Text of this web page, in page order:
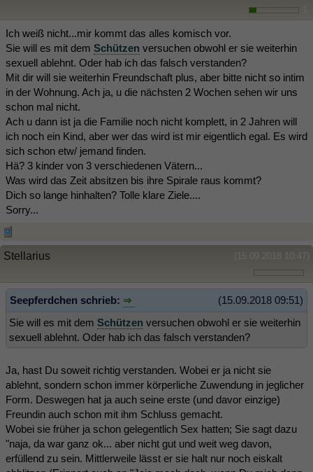
Ich weiß nicht...mir kommt das alles komisch vor.
Sie will es mit dem Schützen versuchen obwohl er sie weiterhin
sexuell ablehnt. Oder hab ich das falsch verstanden?
Mit dir will sie weiterhin Freundschaft plus, aber bitte nicht so intim
in der Wohnung. Ach ja, u die nächsten 2 Wochen sehen wir uns
schon mal nicht.
Ach u dann ist ja die Familie noch nicht komplett, in 2 Jahren will
ich noch ein Kind, aber wer das wird ist mir eigentlich egal. Es wird
sich schon etw/ jemand finden.
Hä? 3 kinder von 3 verschiedenen Vätern...
Was wird das Zeit absitzen bis ihre Spirale raus kommt?
Dich so lange hinhalten? Tolle klare Ziele....
Sorry...
(15.09.2018 10:47)
Stellarius
(15.09.2018 09:51)
Seepferdchen schrieb:
Sie will es mit dem Schützen versuchen obwohl er sie weiterhin
sexuell ablehnt. Oder hab ich das falsch verstanden?
Ja, hast Du soweit richtig verstanden. Wobei er ja nicht sie
ablehnt, sondern schon immer körperliche Zuwendung in jeglicher
Form. Deswegen hat ja auch seine erste (und davor einzige)
Freundin auch schon mit ihm Schluss gemacht.
Wobei sie früher ja schon gelegentlich Sex hatten; Sie sagt dazu
"naja, da war ganz ok... aber nicht gut und weit weg davon,
erfüllend zu sein. Mittlerweile lässt er sie halt nur noch eiskalt